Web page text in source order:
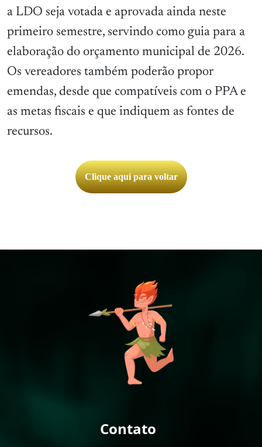
a LDO seja votada e aprovada ainda neste
primeiro semestre, servindo como guia para a
elaboração do orçamento municipal de 2026.
Os vereadores também poderão propor
emendas, desde que compatíveis com o PPA e
as metas fiscais e que indiquem as fontes de
recursos.
Clique aqui para voltar
Contato